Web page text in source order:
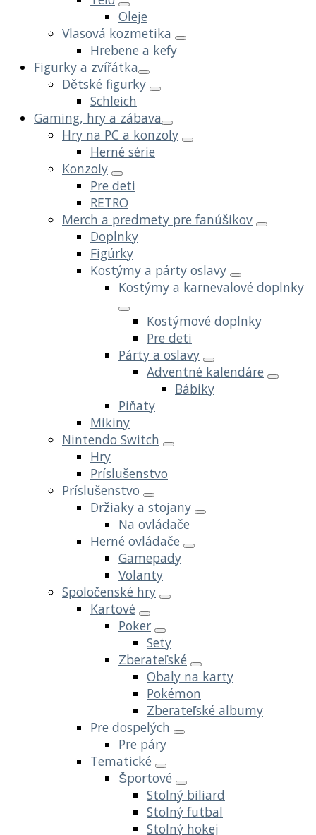
Oleje
Vlasová kozmetika
Hrebene a kefy
Figurky a zvířátka
Dětské figurky
Schleich
Gaming, hry a zábava
Hry na PC a konzoly
Herné série
Konzoly
Pre deti
RETRO
Merch a predmety pre fanúšikov
Doplnky
Figúrky
Kostýmy a párty oslavy
Kostýmy a karnevalové doplnky
Kostýmové doplnky
Pre deti
Párty a oslavy
Adventné kalendáre
Bábiky
Piňaty
Mikiny
Nintendo Switch
Hry
Príslušenstvo
Príslušenstvo
Držiaky a stojany
Na ovládače
Herné ovládače
Gamepady
Volanty
Spoločenské hry
Kartové
Poker
Sety
Zberateľské
Obaly na karty
Pokémon
Zberateľské albumy
Pre dospelých
Pre páry
Tematické
Športové
Stolný biliard
Stolný futbal
Stolný hokej